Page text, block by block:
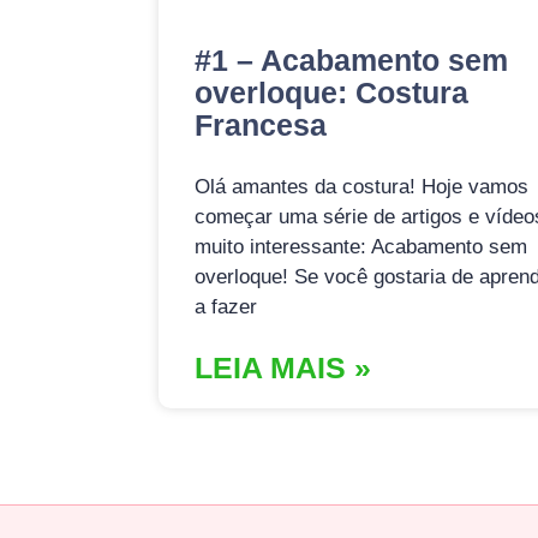
#1 – Acabamento sem
overloque: Costura
Francesa
Olá amantes da costura! Hoje vamos
começar uma série de artigos e
muito interessante: Acabamento sem
overloque! Se você gostaria de
a fazer
LEIA MAIS »